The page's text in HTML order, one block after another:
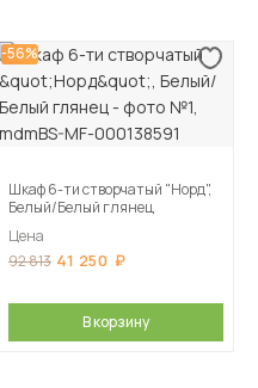
-56%
Шкаф 6-ти створчатый "Норд",
Белый/Белый глянец
Цена
92 813 41 250
В корзину